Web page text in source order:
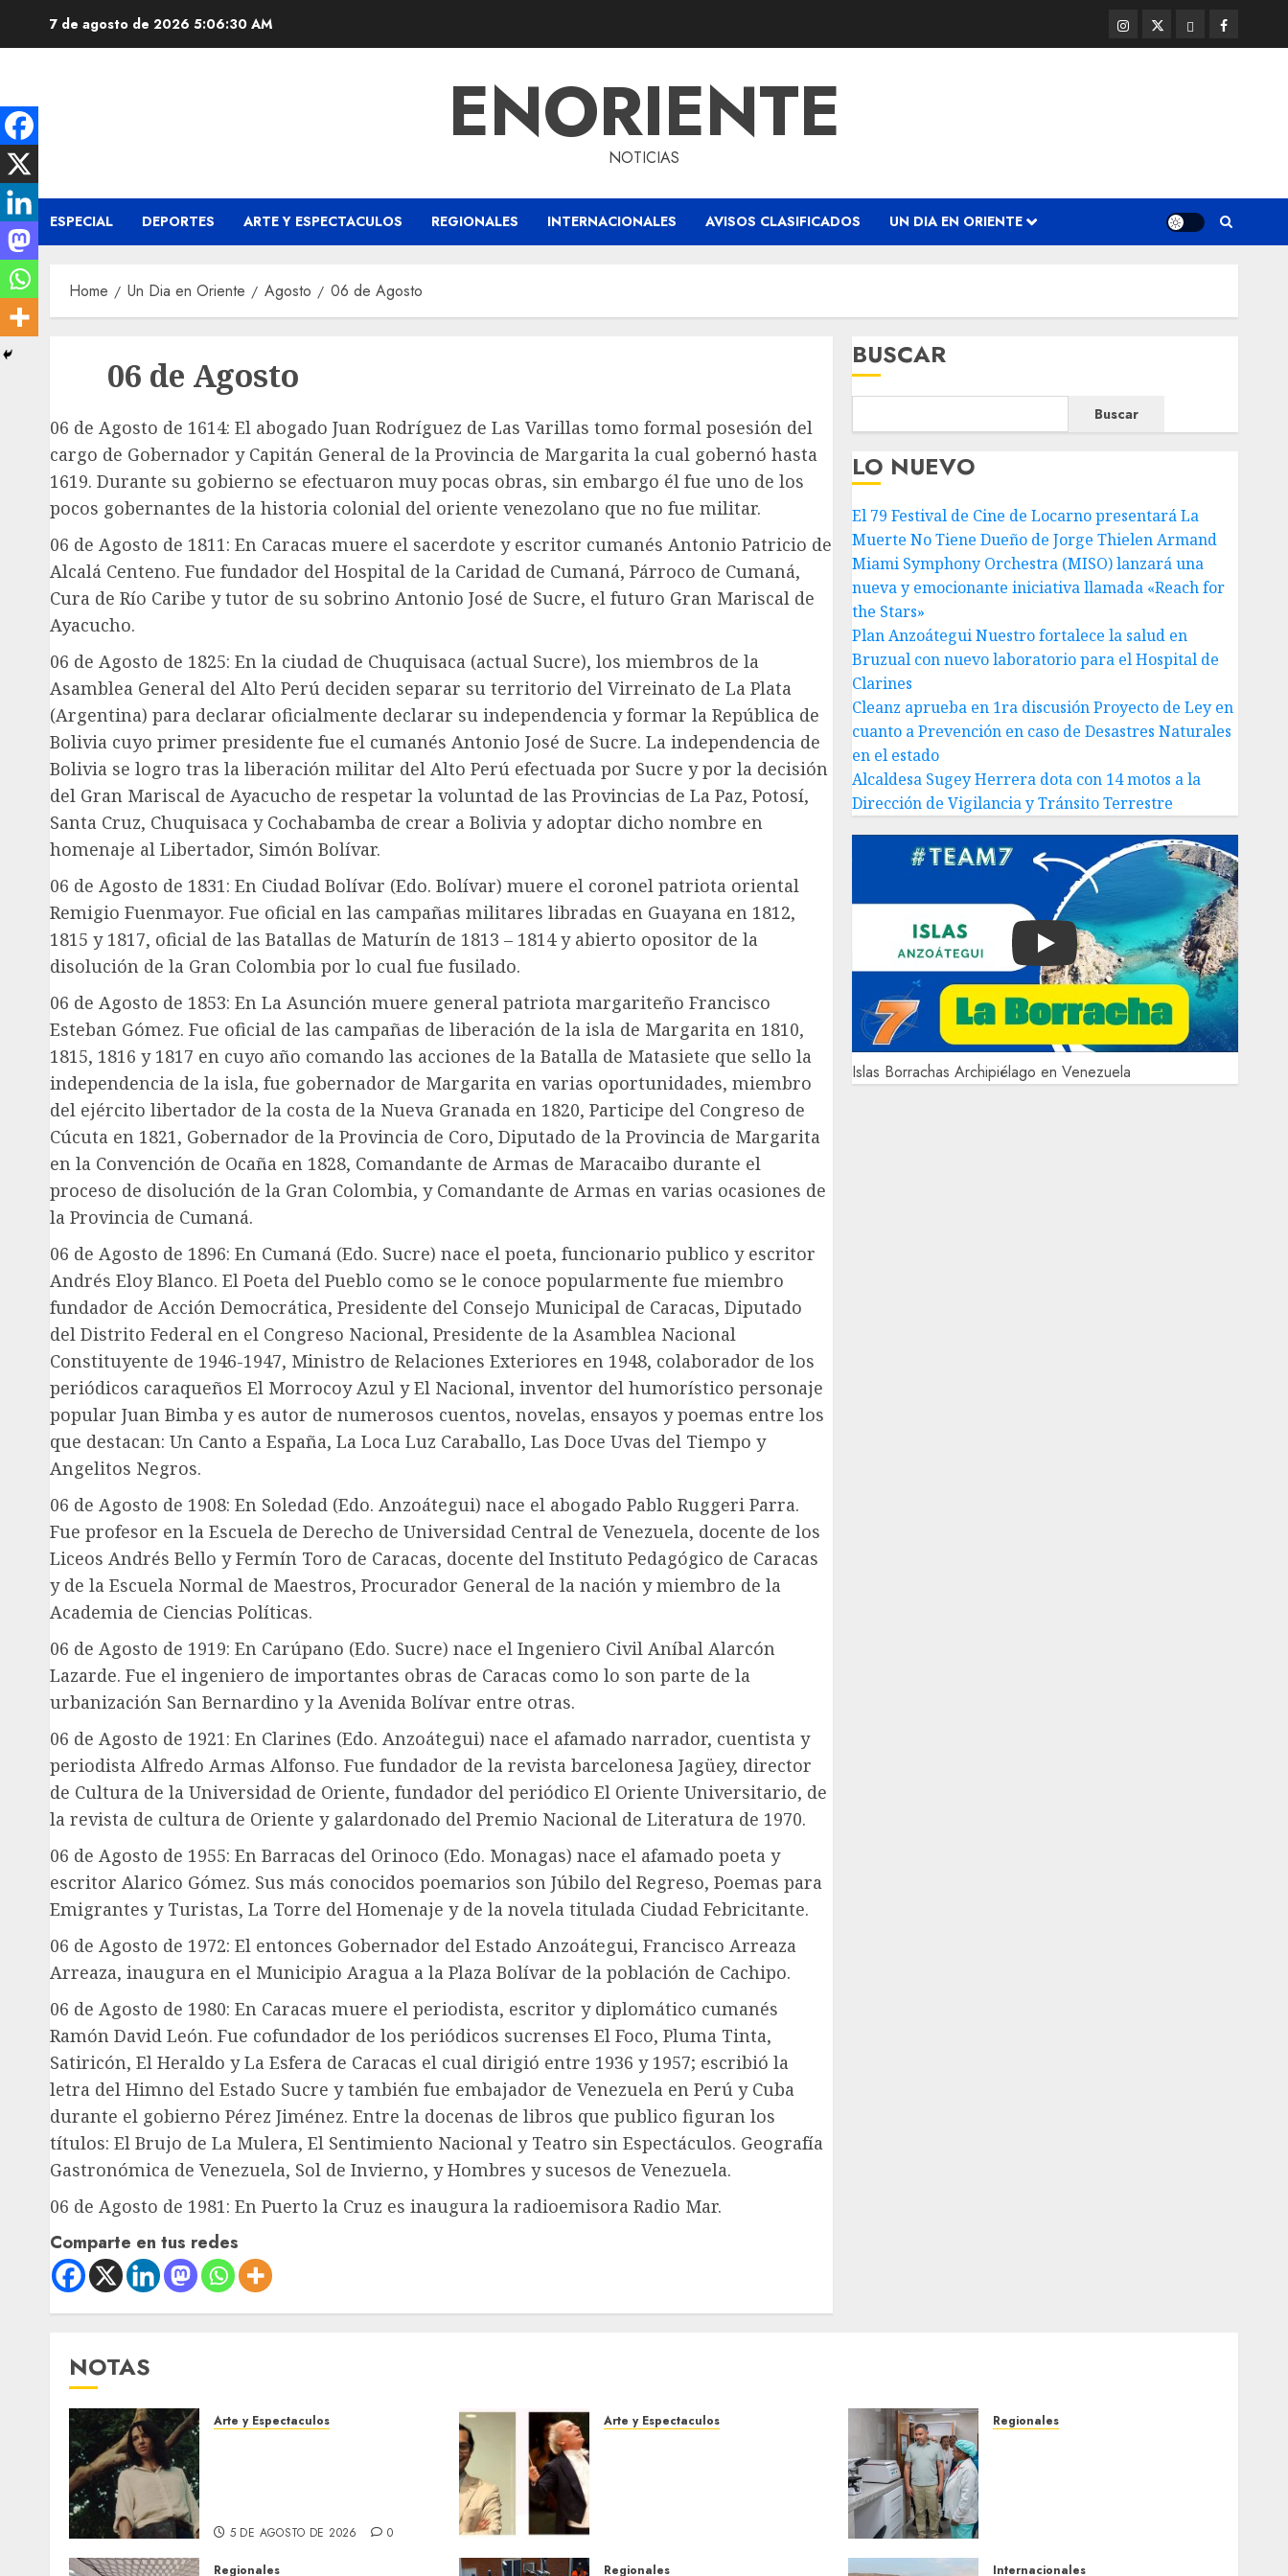
7 de agosto de 2026 5:06:31 AM
Instagram
@EnOriente
Twitter
(X)
ThreadsFacebook
ENORIENTE
NOTICIAS
ESPECIAL DEPORTES ARTE Y ESPECTACULOS REGIONALES INTERNACIONALES AVISOS CLASIFICADOS UN DIA EN ORIENTE
Home Un Dia en Oriente Agosto 06 de Agosto
06 de Agosto
06 de Agosto de 1614: El abogado Juan Rodríguez de Las Varillas tomo formal posesión del
cargo de Gobernador y Capitán General de la Provincia de Margarita la cual gobernó hasta
1619. Durante su gobierno se efectuaron muy pocas obras, sin embargo él fue uno de los
pocos gobernantes de la historia colonial del oriente venezolano que no fue militar.
06 de Agosto de 1811: En Caracas muere el sacerdote y escritor cumanés Antonio Patricio de
Alcalá Centeno. Fue fundador del Hospital de la Caridad de Cumaná, Párroco de Cumaná,
Cura de Río Caribe y tutor de su sobrino Antonio José de Sucre, el futuro Gran Mariscal de
Ayacucho.
06 de Agosto de 1825: En la ciudad de Chuquisaca (actual Sucre), los miembros de la
Asamblea General del Alto Perú deciden separar su territorio del Virreinato de La Plata
(Argentina) para declarar oficialmente declarar su independencia y formar la República de
Bolivia cuyo primer presidente fue el cumanés Antonio José de Sucre. La independencia de
Bolivia se logro tras la liberación militar del Alto Perú efectuada por Sucre y por la decisión
del Gran Mariscal de Ayacucho de respetar la voluntad de las Provincias de La Paz, Potosí,
Santa Cruz, Chuquisaca y Cochabamba de crear a Bolivia y adoptar dicho nombre en
homenaje al Libertador, Simón Bolívar.
06 de Agosto de 1831: En Ciudad Bolívar (Edo. Bolívar) muere el coronel patriota oriental
Remigio Fuenmayor. Fue oficial en las campañas militares libradas en Guayana en 1812,
1815 y 1817, oficial de las Batallas de Maturín de 1813 – 1814 y abierto opositor de la
disolución de la Gran Colombia por lo cual fue fusilado.
06 de Agosto de 1853: En La Asunción muere general patriota margariteño Francisco
Esteban Gómez. Fue oficial de las campañas de liberación de la isla de Margarita en 1810,
1815, 1816 y 1817 en cuyo año comando las acciones de la Batalla de Matasiete que sello la
independencia de la isla, fue gobernador de Margarita en varias oportunidades, miembro
del ejército libertador de la costa de la Nueva Granada en 1820, Participe del Congreso de
Cúcuta en 1821, Gobernador de la Provincia de Coro, Diputado de la Provincia de Margarita
en la Convención de Ocaña en 1828, Comandante de Armas de Maracaibo durante el
proceso de disolución de la Gran Colombia, y Comandante de Armas en varias ocasiones de
la Provincia de Cumaná.
06 de Agosto de 1896: En Cumaná (Edo. Sucre) nace el poeta, funcionario publico y escritor
Andrés Eloy Blanco. El Poeta del Pueblo como se le conoce popularmente fue miembro
fundador de Acción Democrática, Presidente del Consejo Municipal de Caracas, Diputado
del Distrito Federal en el Congreso Nacional, Presidente de la Asamblea Nacional
Constituyente de 1946-1947, Ministro de Relaciones Exteriores en 1948, colaborador de los
periódicos caraqueños El Morrocoy Azul y El Nacional, inventor del humorístico personaje
popular Juan Bimba y es autor de numerosos cuentos, novelas, ensayos y poemas entre los
que destacan: Un Canto a España, La Loca Luz Caraballo, Las Doce Uvas del Tiempo y
Angelitos Negros.
06 de Agosto de 1908: En Soledad (Edo. Anzoátegui) nace el abogado Pablo Ruggeri Parra.
Fue profesor en la Escuela de Derecho de Universidad Central de Venezuela, docente de los
Liceos Andrés Bello y Fermín Toro de Caracas, docente del Instituto Pedagógico de Caracas
y de la Escuela Normal de Maestros, Procurador General de la nación y miembro de la
Academia de Ciencias Políticas.
06 de Agosto de 1919: En Carúpano (Edo. Sucre) nace el Ingeniero Civil Aníbal Alarcón
Lazarde. Fue el ingeniero de importantes obras de Caracas como lo son parte de la
urbanización San Bernardino y la Avenida Bolívar entre otras.
06 de Agosto de 1921: En Clarines (Edo. Anzoátegui) nace el afamado narrador, cuentista y
periodista Alfredo Armas Alfonso. Fue fundador de la revista barcelonesa Jagüey, director
de Cultura de la Universidad de Oriente, fundador del periódico El Oriente Universitario, de
la revista de cultura de Oriente y galardonado del Premio Nacional de Literatura de 1970.
06 de Agosto de 1955: En Barracas del Orinoco (Edo. Monagas) nace el afamado poeta y
escritor Alarico Gómez. Sus más conocidos poemarios son Júbilo del Regreso, Poemas para
Emigrantes y Turistas, La Torre del Homenaje y de la novela titulada Ciudad Febricitante.
06 de Agosto de 1972: El entonces Gobernador del Estado Anzoátegui, Francisco Arreaza
Arreaza, inaugura en el Municipio Aragua a la Plaza Bolívar de la población de Cachipo.
06 de Agosto de 1980: En Caracas muere el periodista, escritor y diplomático cumanés
Ramón David León. Fue cofundador de los periódicos sucrenses El Foco, Pluma Tinta,
Satiricón, El Heraldo y La Esfera de Caracas el cual dirigió entre 1936 y 1957; escribió la
letra del Himno del Estado Sucre y también fue embajador de Venezuela en Perú y Cuba
durante el gobierno Pérez Jiménez. Entre la docenas de libros que publico figuran los
títulos: El Brujo de La Mulera, El Sentimiento Nacional y Teatro sin Espectáculos. Geografía
Gastronómica de Venezuela, Sol de Invierno, y Hombres y sucesos de Venezuela.
06 de Agosto de 1981: En Puerto la Cruz es inaugura la radioemisora Radio Mar.
Comparte en tus redes
BUSCAR
Buscar
LO NUEVO
El 79 Festival de Cine de Locarno presentará La
Muerte No Tiene Dueño de Jorge Thielen Armand
Miami Symphony Orchestra (MISO) lanzará una
nueva y emocionante iniciativa llamada «Reach for
the Stars»
Plan Anzoátegui Nuestro fortalece la salud en
Bruzual con nuevo laboratorio para el Hospital de
Clarines
Cleanz aprueba en 1ra discusión Proyecto de Ley en
cuanto a Prevención en caso de Desastres Naturales
en el estado
Alcaldesa Sugey Herrera dota con 14 motos a la
Dirección de Vigilancia y Tránsito Terrestre
Play
Islas Borrachas Archipiélago en Venezuela
NOTAS
Arte y Espectaculos
5 DE AGOSTO DE 2026 0
Arte y Espectaculos Regionales
Regionales
Regionales Internacionales